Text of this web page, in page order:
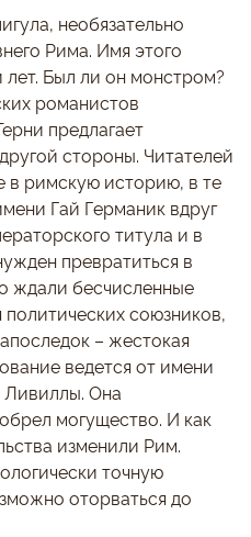
необязательно
Рима. Имя этого
Был ли он монстром?
романистов
предлагает
стороны. Читателей
в римскую историю, в те
Гай Германик вдруг
титула и в
превратиться в
ждали бесчисленные
союзников,
– жестокая
ведется от имени
Ливиллы. Она
могущество. И как
изменили Рим.
точную
оторваться до